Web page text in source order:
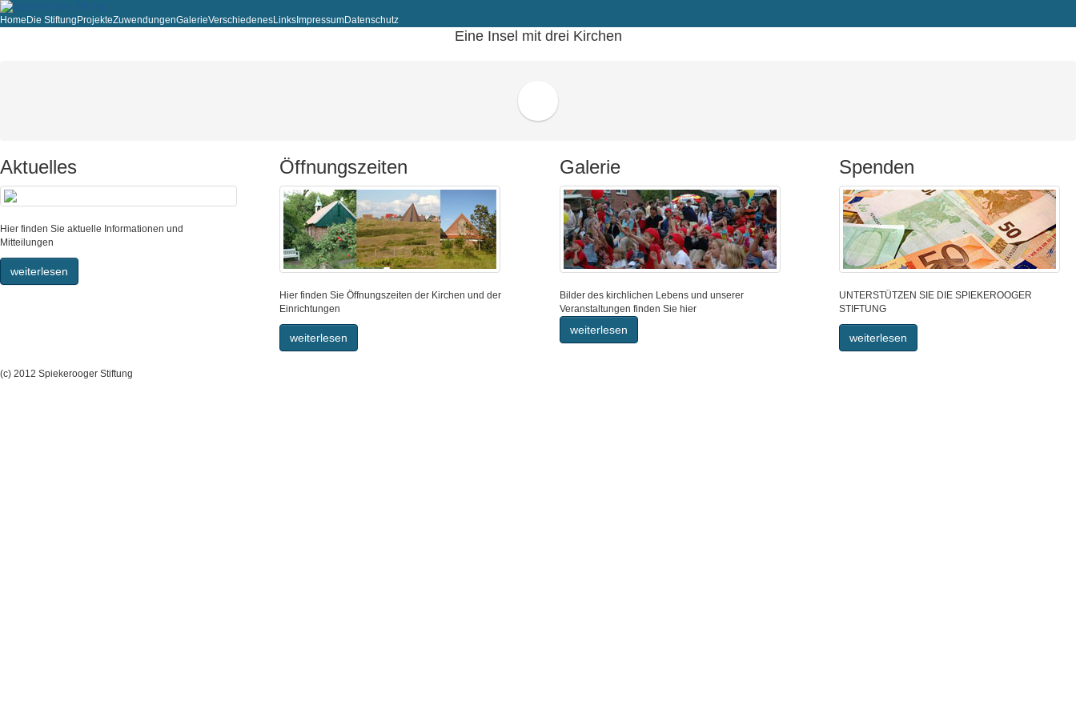
Home Die Stiftung ProjekteZuwendungenGalerieVerschiedenesLinks ImpressumDatenschutz
Eine Insel mit drei Kirchen
Aktuelles
Hier finden Sie aktuelle Informationen und
Mitteilungen
weiterlesen
Öffnungszeiten
Hier finden Sie Öffnungszeiten der Kirchen und der
Einrichtungen
weiterlesen
Galerie
Bilder des kirchlichen Lebens und unserer
Veranstaltungen finden Sie hier
weiterlesen
Spenden
UNTERSTÜTZEN SIE DIE SPIEKEROOGER
STIFTUNG
weiterlesen
(c) 2012 Spiekerooger Stiftung